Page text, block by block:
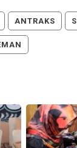
ANTRAKS